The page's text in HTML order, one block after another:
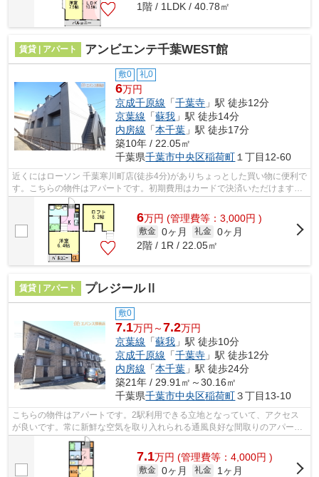
1階 / 1LDK / 40.78㎡
賃貸 | アパート アンビエンテ千葉WEST館
敷0 礼0
6万円
京成千原線 「千葉寺 」駅 徒歩12分
京葉線 「蘇我 」駅 徒歩14分
内房線 「本千葉 」駅 徒歩17分
築10年 / 22.05㎡
千葉県千葉市中央区稲荷町１丁目12-60
近くにはローソン 千葉寒川町店(徒歩4分)がありちょっとした買い物に便利で
す。こちらの物件はアパートです。初期費用はカードで決済いただけます。
「アンビエンテ千葉WEST館」の物件...
6万円 (管理費等：3,000円 )
敷金 0ヶ月 礼金 0ヶ月
2階 / 1R / 22.05㎡
賃貸 | アパート プレジールⅡ
敷0
7.1万円～7.2万円
京葉線 「蘇我 」駅 徒歩10分
京成千原線 「千葉寺 」駅 徒歩12分
内房線 「本千葉 」駅 徒歩24分
築21年 / 29.91㎡～30.16㎡
千葉県千葉市中央区稲荷町３丁目13-10
こちらの物件はアパートです。2駅利用できる立地となっていて、アクセス
が良いです。常に新鮮な空気を取り入れられる通風良好な間取りのアパー
ト。こだわりポイント満載のプレジールⅡ...
7.1万円 (管理費等：4,000円 )
敷金 0ヶ月 礼金
1ヶ月